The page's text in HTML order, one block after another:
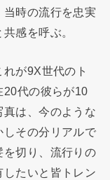
時の流行を忠実
感を呼ぶ。
が9X世代のト
20代の彼らが10
は、今のような
しその分リアルで
を切り、流行りの
たいと皆トレン